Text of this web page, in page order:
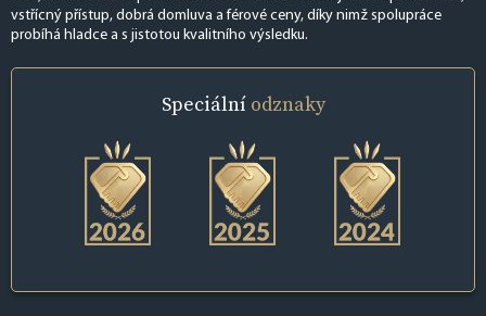
vstřícný přístup, dobrá domluva a férové ceny, díky nimž spolupráce
probíhá hladce a s jistotou kvalitního výsledku.
Speciální odznaky